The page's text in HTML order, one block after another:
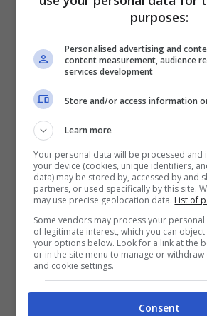
riguardavano calciatori come
facevano più parte del progetto
Il prossimo obiettivo è quello di
giovani talenti.Il primo nome
Juventus è quello diSamuel
L’esterno mancino inglese è
purposes:
Personalised advertising and
content measurement, audience
services development
Store and/or access information
Learn more
Your personal data will be processed
your device (cookies, unique identifiers,
data) may be stored by, accessed by and
partners, or used specifically by this site.
may use precise geolocation data. List of
Some vendors may process your
of legitimate interest, which you can
your options below. Look for a link at the
or in the site menu to manage or
and cookie settings.
Consent